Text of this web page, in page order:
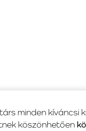
minden kíváncsi
köszönhetően